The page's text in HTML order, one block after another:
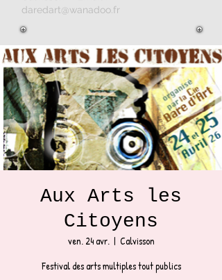
daredart@wanadoo.fr
Aux Arts les
Citoyens
ven. 24 avr.
  |
Calvisson
Festival des arts multiples tout publics